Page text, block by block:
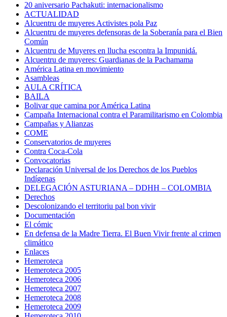
20 aniversario Pachakuti: internacionalismo
ACTUALIDAD
Alcuentru de muyeres Activistes pola Paz
Alcuentru de muyeres defensoras de la Soberanía para el Bien
Común
Alcuentru de Muyeres en llucha escontra la Impunidá.
Alcuentru de muyeres: Guardianas de la Pachamama
América Latina en movimiento
Asambleas
AULA CRÍTICA
BAILA
Bolivar que camina por América Latina
Campaña Internacional contra el Paramilitarismo en Colombia
Campañas y Alianzas
COME
Conservatorios de muyeres
Contra Coca-Cola
Convocatorias
Declaración Universal de los Derechos de los Pueblos
Indígenas
DELEGACIÓN ASTURIANA – DDHH – COLOMBIA
Derechos
Descolonizando el territoriu pal bon vivir
Documentación
El cómic
En defensa de la Madre Tierra. El Buen Vivir frente al crimen
climático
Enlaces
Hemeroteca
Hemeroteca 2005
Hemeroteca 2006
Hemeroteca 2007
Hemeroteca 2008
Hemeroteca 2009